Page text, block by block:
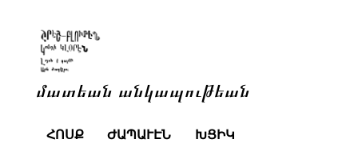
մատեան անկապութեան
ՀՈՍՔ ԺԱՊԱՒԷՆ ԽՑԻԿ